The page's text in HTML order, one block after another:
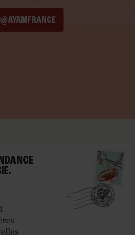
@AYAMFRANCE